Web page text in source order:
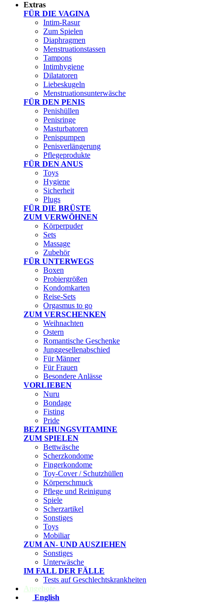
Extras
FÜR DIE VAGINA
Intim-Rasur
Zum Spielen
Diaphragmen
Menstruationstassen
Tampons
Intimhygiene
Dilatatoren
Liebeskugeln
Menstruationsunterwäsche
FÜR DEN PENIS
Penishüllen
Penisringe
Masturbatoren
Penispumpen
Penisverlängerung
Pflegeprodukte
FÜR DEN ANUS
Toys
Hygiene
Sicherheit
Plugs
FÜR DIE BRÜSTE
ZUM VERWÖHNEN
Körperpuder
Sets
Massage
Zubehör
FÜR UNTERWEGS
Boxen
Probiergrößen
Kondomkarten
Reise-Sets
Orgasmus to go
ZUM VERSCHENKEN
Weihnachten
Ostern
Romantische Geschenke
Junggesellenabschied
Für Männer
Für Frauen
Besondere Anlässe
VORLIEBEN
Nuru
Bondage
Fisting
Pride
BEZIEHUNGSVITAMINE
ZUM SPIELEN
Bettwäsche
Scherzkondome
Fingerkondome
Toy-Cover / Schutzhüllen
Körperschmuck
Pflege und Reinigung
Spiele
Scherzartikel
Sonstiges
Toys
Mobiliar
ZUM AN- UND AUSZIEHEN
Sonstiges
Unterwäsche
IM FALL DER FÄLLE
Tests auf Geschlechtskrankheiten
Angebote
English